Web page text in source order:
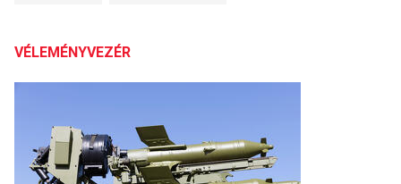
VÉLEMÉNYVEZÉR